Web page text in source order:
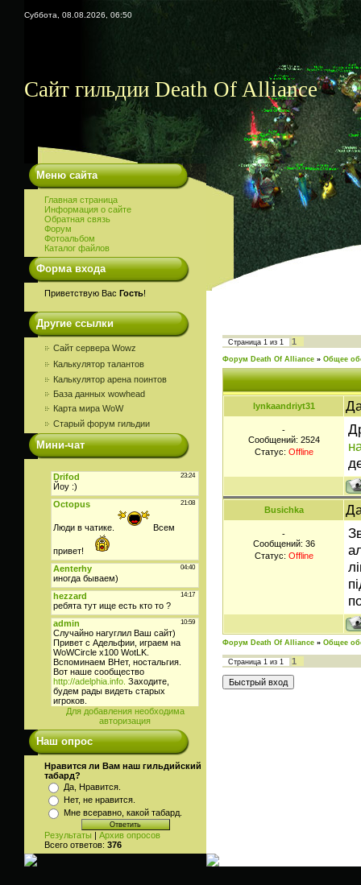
Суббота, 08.08.2026, 06:50
Сайт гильдии Death Of Alliance
Меню сайта
Главная страница
Информация о сайте
Обратная связь
Форум
Фотоальбом
Каталог файлов
Форма входа
Приветствую Вас Гость!
Другие ссылки
Сайт сервера Wowz
Калькулятор талантов
Калькулятор арена поинтов
База данных wowhead
Карта мира WoW
Старый форум гильдии
Мини-чат
Для добавления необходима
авторизация
Наш опрос
Нравится ли Вам наш гильдийский
табард?
Да, Нравится.
Нет, не нравится.
Мне всеравно, какой табард.
Результаты | Архив опросов
Всего ответов: 376
Страница 1 из 1 1
Форум Death Of Alliance » Общее
lynkaandriyt31
-
Сообщений: 2524
Статус: Offline
Busichka
-
Сообщений: 36
Статус: Offline
Форум Death Of Alliance » Общее
Страница 1 из 1 1